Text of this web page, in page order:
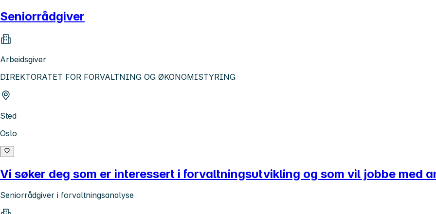
Seniorrådgiver
Arbeidsgiver
DIREKTORATET FOR FORVALTNING OG ØKONOMISTYRING
Sted
Oslo
Vi søker deg som er interessert i forvaltningsutvikling og som vil jobbe med
Seniorrådgiver i forvaltningsanalyse